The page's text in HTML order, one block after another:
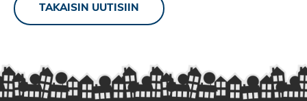
TAKAISIN UUTISIIN